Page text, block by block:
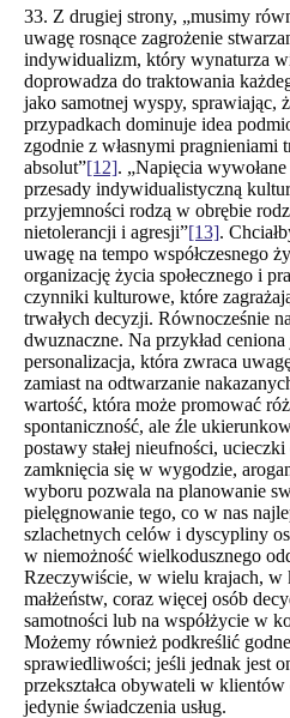
33. Z drugiej strony, „musimy
uwagę rosnące zagrożenie
indywidualizm, który wynaturza
doprowadza do traktowania
jako samotnej wyspy, sprawiając,
przypadkach dominuje idea
zgodnie z własnymi pragnieniami
absolut”[12]. „Napięcia
przesady indywidualistyczną
przyjemności rodzą w obrębie
nietolerancji i agresji”[13].
uwagę na tempo współczesnego
organizację życia społecznego i
czynniki kulturowe, które
trwałych decyzji. Równocześnie
dwuznaczne. Na przykład ceniona
personalizacja, która zwraca
zamiast na odtwarzanie
wartość, która może promować
spontaniczność, ale źle
postawy stałej nieufności,
zamknięcia się w wygodzie,
wyboru pozwala na planowanie
pielęgnowanie tego, co w nas
szlachetnych celów i dyscypliny
w niemożność wielkodusznego
Rzeczywiście, w wielu krajach, w
małżeństw, coraz więcej osób
samotności lub na współżycie w
Możemy również podkreślić
sprawiedliwości; jeśli jednak jest
przekształca obywateli w klientów
jedynie świadczenia usług.